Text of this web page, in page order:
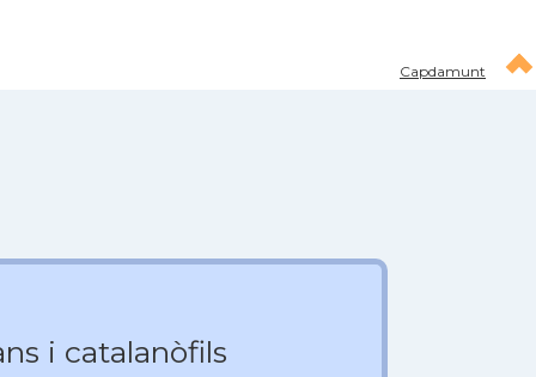
Capdamunt
i catalanòfils